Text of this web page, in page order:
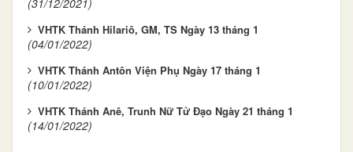
VHTK Thánh Hilariô, GM, TS Ngày 13 tháng 1
(04/01/2022)
VHTK Thánh Antôn Viện Phụ Ngày 17 tháng 1
(10/01/2022)
VHTK Thánh Anê, Trunh Nữ Tử Đạo Ngày 21 tháng 1
(14/01/2022)